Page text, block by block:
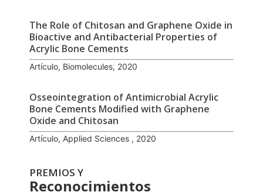
The Role of Chitosan and Graphene Oxide in
Bioactive and Antibacterial Properties of
Acrylic Bone Cements
Artículo, Biomolecules, 2020
Osseointegration of Antimicrobial Acrylic
Bone Cements Modified with Graphene
Oxide and Chitosan
Artículo, Applied Sciences , 2020
PREMIOS Y
Reconocimientos